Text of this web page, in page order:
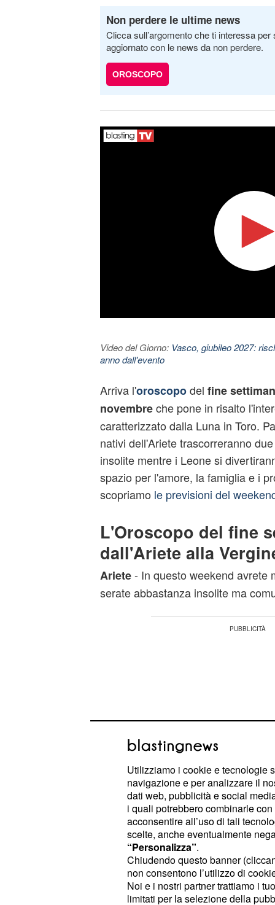
Non perdere le ultime news
Clicca sull’argomento che ti interessa
aggiornato con le news da non perdere.
OROSCOPO
Video del Giorno: Vasco, giubileo 2027:
anno dall'evento
Arriva l'oroscopodel fine
novembreche pone in risalto
caratterizzato dalla Luna in Toro.
nativi dell'Ariete trascorreranno
insolite mentre i Leone si
spazio per l'amore, la famiglia e i
scopriamo le previsioni del
L'Oroscopo del fine
dall'Ariete alla
Ariete- In questo weekend avrete
serate abbastanza insolite ma
Anche se le azioni risulteranno
a programmare qualcosa di
serata con tanti film di Halloween
con i famigliari e i coinquilini.
Utilizziamo i cookie e tecnologie
navigazione e per analizzare il
dati web, pubblicità e social
i quali potrebbero combinarle
acconsentire all’uso di tali
scelte, anche eventualmente
“Personalizza”.
Chiudendo questo banner
non consentono l’utilizzo di
Noi e i nostri partner trattiamo i
limitati per la selezione della